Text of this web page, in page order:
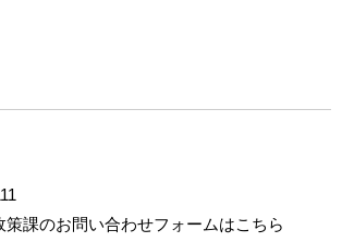
策課のお問い合わせフォームはこちら